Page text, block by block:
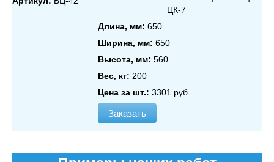
ЦК‑7
Длина, мм: 650
Ширина, мм: 650
Высота, мм: 560
Вес, кг: 200
Цена за шт.: 3301 руб.
Заказать